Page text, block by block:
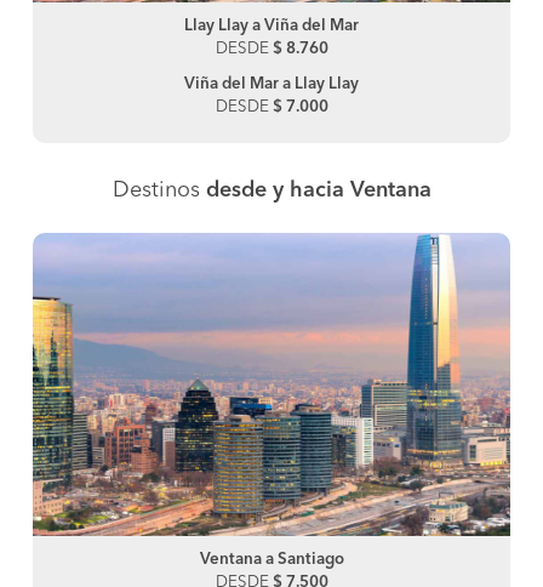
Llay Llay a Viña del Mar
DESDE $ 8.760
Viña del Mar a Llay Llay
DESDE $ 7.000
Destinos desde y hacia Ventana
Ventana a Santiago
DESDE $ 7.500